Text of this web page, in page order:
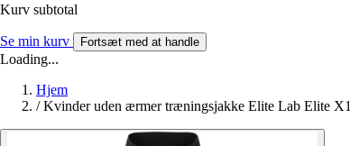
Kurv subtotal
Se min kurv Fortsæt med at handle
Loading...
Hjem
/ Kvinder uden ærmer træningsjakke Elite Lab Elite X1